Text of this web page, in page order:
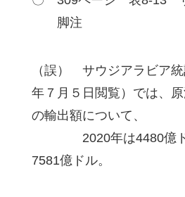
脚注
（誤） サウジアラビア
年７月５日閲覧）では、
の輸出額について、
2020年は4480億ド
7581億ドル。